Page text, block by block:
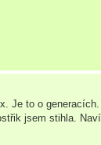
Je to o
jsem stihla.